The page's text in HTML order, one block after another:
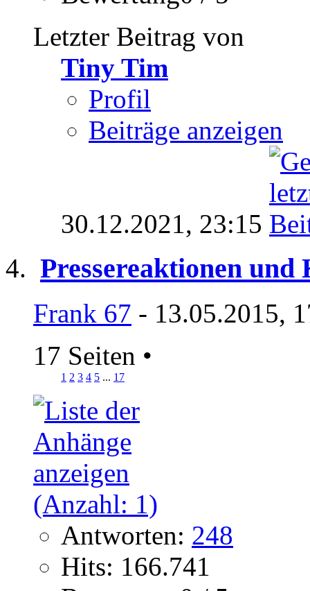
Letzter Beitrag von
Tiny Tim
Profil
Beiträge anzeigen
30.12.2021, 23:15
Pressereaktionen
Frank 67 - 13.05.2015,
17 Seiten •
1 2 3 4 5 ... 17
Antworten: 248
Hits: 166.741